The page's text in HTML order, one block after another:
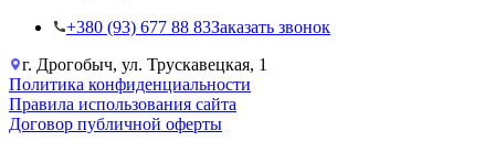
+38‎0 (93) 677 88 83Заказать звонок
г. Дрогобыч, ул. Трускавецкая, 1
Политика конфиденциальности
Правила использования сайта
Договор публичной оферты